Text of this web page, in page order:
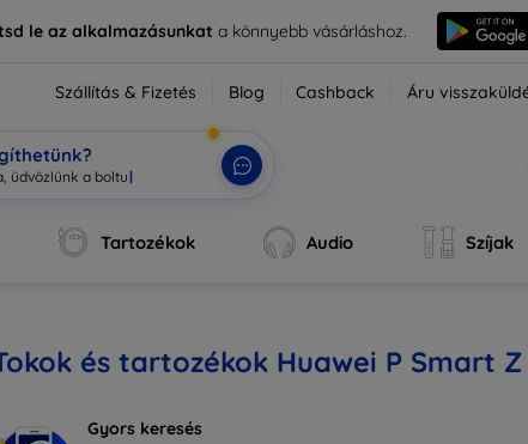
le az alkalmazásunkata könnyebb vásárláshoz.
Szállítás & Fizetés Blog Cashback Áru
Tartozékok Audio Szíjak
és tartozékok Huawei P Smart Z
Gyors keresés